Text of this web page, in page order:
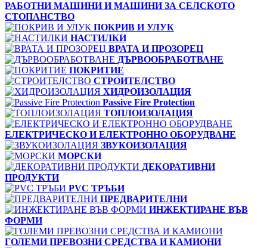
РАБОТНИ МАШИНИ И МАШИНИ ЗА СЕЛСКОТО
СТОПАНСТВО
ПОКРИВ И УЛУК
НАСТИЛКИ
ВРАТА И ПРОЗОРЕЦ
ДЪРВООБРАБОТВАНЕ
ПОКРИТИЕ
СТРОИТЕЛСТВО
ХИДРОИЗОЛАЦИЯ
Passive Fire Protection
ТОПЛОИЗОЛАЦИЯ
ЕЛЕКТРИЧЕСКО И ЕЛЕКТРОННО ОБОРУДВАНЕ
ЗВУКОИЗОЛАЦИЯ
МОРСКИ
ДЕКОРАТИВНИ
ПРОДУКТИ
PVC ТРЪБИ
ПРЕДВАРИТЕЛНИ
ИНЖЕКТИРАНЕ ВЪВ
ФОРМИ
ГОЛЕМИ ПРЕВОЗНИ СРЕДСТВА И КАМИОНИ